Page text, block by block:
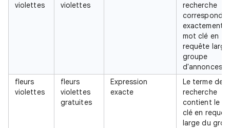
violettes
violettes
recherche
correspond
exactement
mot clé en
requête
groupe
d'annonces
fleurs
violettes
fleurs
violettes
gratuites
Expression
exacte
Le terme de
recherche
contient le
clé en
large du